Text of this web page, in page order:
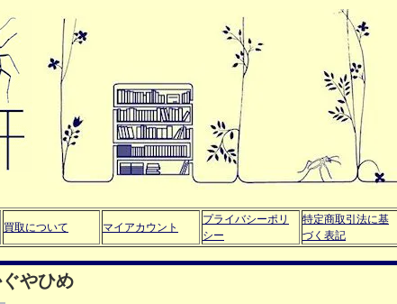
買取について マイアカウント
プライバシーポリ
シー
特定商取引法に基
づく表記
やひめ